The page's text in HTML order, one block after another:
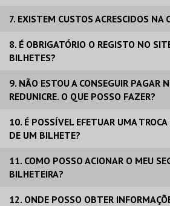
7. EXISTEM CUSTOS ACRESCIDOS NA
8. É OBRIGATÓRIO O REGISTO NO
BILHETES?
9. NÃO ESTOU A CONSEGUIR PAGAR
REDUNICRE. O QUE POSSO FAZER?
10. É POSSÍVEL EFETUAR UMA
DE UM BILHETE?
11. COMO POSSO ACIONAR O MEU
BILHETEIRA?
12. ONDE POSSO OBTER